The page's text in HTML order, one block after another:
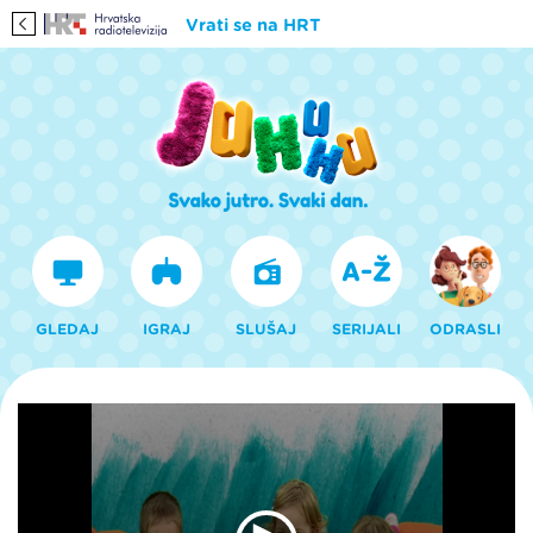
Vrati se na HRT
GLEDAJ IGRAJ SLUŠAJ SERIJALI ODRASLI